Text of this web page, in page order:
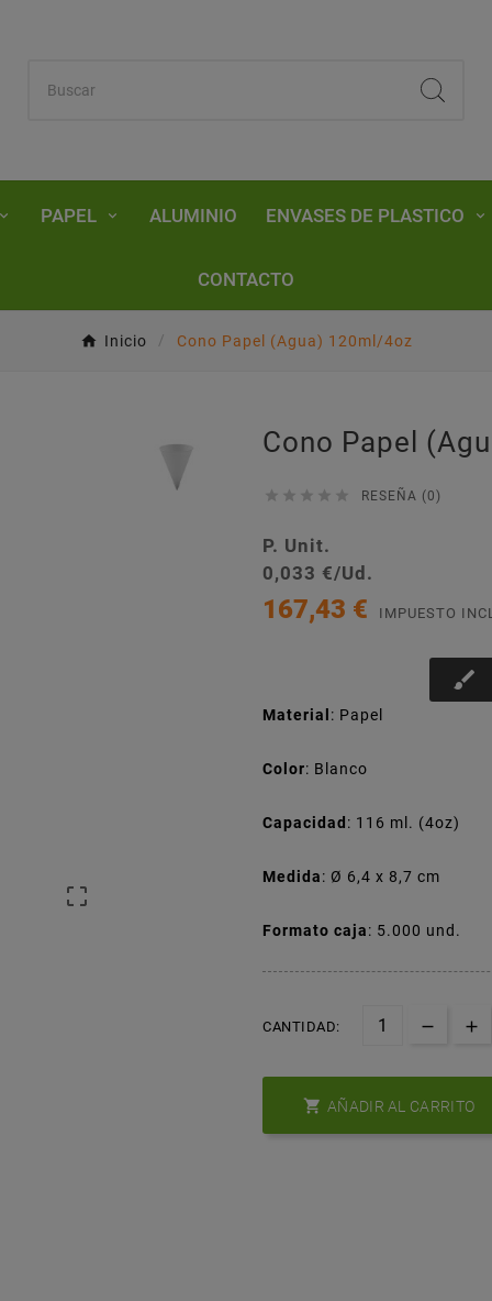
PAPEL ALUMINIO ENVASES DE PLASTICO
CONTACTO
Inicio Cono Papel (Agua) 120ml/4oz

Cono Papel
     RESEÑA (0)
P. Unit.
0,033 €/Ud.
167,43 € IMPUESTO
brush
Material : Papel
Color: Blanco
Capacidad : 116 ml. (4oz)
Medida: Ø 6,4 x 8,7 cm
Formato caja: 5.000 und.
CANTIDAD:
 AÑADIR AL CARRITO